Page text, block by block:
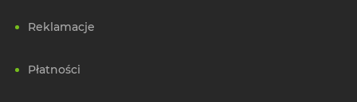
Reklamacje
Płatności